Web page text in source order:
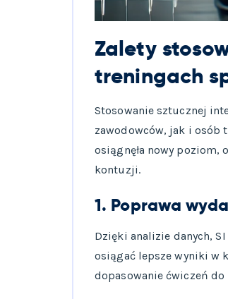
Zalety
treningach
Stosowanie sztucznej
zawodowców, jak i osób
osiągnęła nowy
kontuzji.
1. Poprawa
Dzięki analizie danych,
osiągać lepsze wyniki w
dopasowanie ćwiczeń do